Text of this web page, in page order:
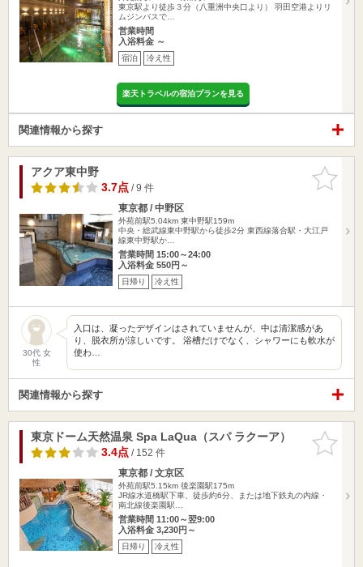
東京駅より徒歩３分（八重洲中央口より） 羽田空港よりリ
ムジンバスで…
営業時間
入浴料金 ～
宿泊 冷え性
楽天トラベルの宿泊プランを見る
関連情報から探す
お気に入
りに追加
アクア東中野
3.7点/ 9 件
東京都 / 中野区
外苑前駅5.04km 東中野駅159m
中央・総武線東中野駅から徒歩2分 東西線落合駅・大江戸
線東中野駅か…
営業時間 15:00～24:00
入浴料金 550円～
日帰り 冷え性
30代 女
性
入口は、凝ったデザインはされていませんが、中は清潔感があ
り、脱衣所が涼しいです。 浴槽だけでなく、シャワーにも軟水が
使わ…
関連情報から探す
お気に入
りに追加
東京ドーム天然温泉 Spa LaQua（スパ ラクーア）
3.4点/ 152 件
東京都 / 文京区
外苑前駅5.15km 後楽園駅175m
JR線水道橋駅下車、徒歩約6分、または地下鉄丸の内線・
南北線後楽園駅…
営業時間 11:00～翌9:00
入浴料金 3,230円～
日帰り 冷え性